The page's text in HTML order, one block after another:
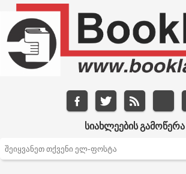
ᲡᲘᲐᲮᲚᲔᲔᲑᲘᲡ ᲒᲐᲛᲝᲬᲔᲠᲐ